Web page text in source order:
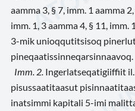
aamma 3, § 7, imm. 1 aamma
imm. 1, 3 aamma 4, § 11, imm.
3-mik unioqqutitsisoq
pineqaatissinneqarsinnaavoq.
Imm. 2. Ingerlatseqatigiiffiit
pisussaatitaasut
inatsimmi kapitali 5-imi